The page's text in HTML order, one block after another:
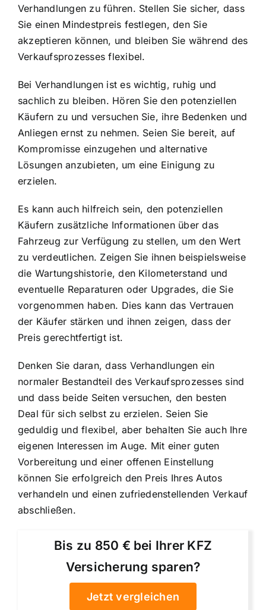
Verhandlungen zu führen. Stellen Sie sicher, dass
Sie einen Mindestpreis festlegen, den Sie
akzeptieren können, und bleiben Sie während des
Verkaufsprozesses flexibel.
Bei Verhandlungen ist es wichtig, ruhig und
sachlich zu bleiben. Hören Sie den potenziellen
Käufern zu und versuchen Sie, ihre Bedenken und
Anliegen ernst zu nehmen. Seien Sie bereit, auf
Kompromisse einzugehen und alternative
Lösungen anzubieten, um eine Einigung zu
erzielen.
Es kann auch hilfreich sein, den potenziellen
Käufern zusätzliche Informationen über das
Fahrzeug zur Verfügung zu stellen, um den Wert
zu verdeutlichen. Zeigen Sie ihnen beispielsweise
die Wartungshistorie, den Kilometerstand und
eventuelle Reparaturen oder Upgrades, die Sie
vorgenommen haben. Dies kann das Vertrauen
der Käufer stärken und ihnen zeigen, dass der
Preis gerechtfertigt ist.
Denken Sie daran, dass Verhandlungen ein
normaler Bestandteil des Verkaufsprozesses sind
und dass beide Seiten versuchen, den besten
Deal für sich selbst zu erzielen. Seien Sie
geduldig und flexibel, aber behalten Sie auch Ihre
eigenen Interessen im Auge. Mit einer guten
Vorbereitung und einer offenen Einstellung
können Sie erfolgreich den Preis Ihres Autos
verhandeln und einen zufriedenstellenden Verkauf
abschließen.
Bis zu 850 € bei Ihrer KFZ
Versicherung sparen?
Jetzt vergleichen